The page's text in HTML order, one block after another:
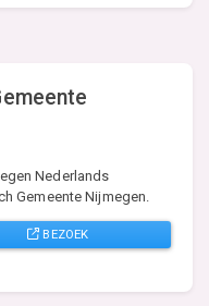
Nederlands
Gemeente Nijmegen.
BEZOEK